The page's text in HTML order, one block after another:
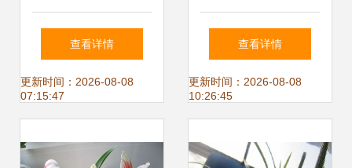
花卉种子与种苗产
品全览
查看详情
更新时间：2026-08-08
07:15:47
县富春园林绿化苗
木场——您的耐寒
查看详情
更新时间：2026-08-08
10:26:45